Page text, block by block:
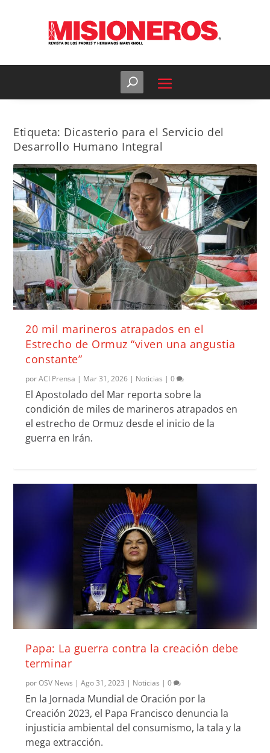
Etiqueta: Dicasterio para el Servicio del
Desarrollo Humano Integral
20 mil marineros atrapados en el
Estrecho de Ormuz “viven una angustia
constante”
porACI Prensa | Mar 31, 2026 | Noticias |0
El Apostolado del Mar reporta sobre la
condición de miles de marineros atrapados en
el estrecho de Ormuz desde el inicio de la
guerra en Irán.
Papa: La guerra contra la creación debe
terminar
porOSV News |Ago 31, 2023 | Noticias |0
En la Jornada Mundial de Oración por la
Creación 2023, el Papa Francisco denuncia la
injusticia ambiental del consumismo, la tala y la
mega extracción.